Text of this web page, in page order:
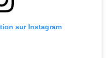
sur Instagram